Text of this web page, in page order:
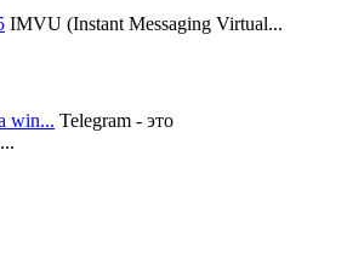
IMVU (Instant Messaging Virtual...
win... Telegram - это